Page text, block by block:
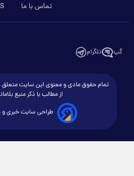
تماس با ما
گپ تلگرام
تمام حقوق مادی و معنوی این سایت متعلق
از مطالب با ذکر منبع
طراحی سایت خبری و